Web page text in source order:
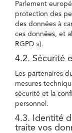
Parlement
protection des
des données à
ces données, et
RGPD »).
4.2. Sécurité
Les partenaires
mesures
sécurité et la
personnel.
4.3. Identité
traite vos